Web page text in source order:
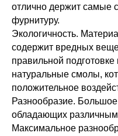
отлично держит самые
фурнитуру.
Экологичность.
содержит вредных
правильной
натуральные смолы,
положительное
Разнообразие.
обладающих
Максимальное